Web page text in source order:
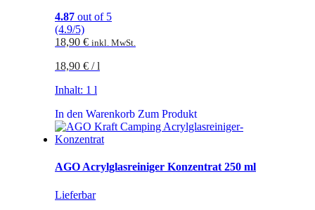
4.87 out of 5
(4.9/5)
18,90 € inkl. MwSt.
18,90 € /l
Inhalt: 1 l
In den Warenkorb Zum Produkt
AGO Acrylglasreiniger Konzentrat 250 ml
Lieferbar